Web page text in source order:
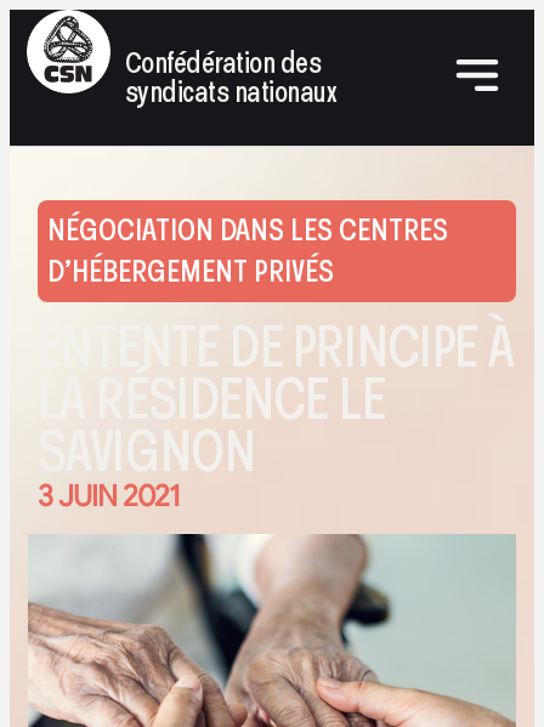
Confédération des
syndicats nationaux
NÉGOCIATION DANS LES CENTRES
D’HÉBERGEMENT PRIVÉS
ENTENTE DE PRINCIPE À
LA RÉSIDENCE LE
SAVIGNON
3 JUIN 2021